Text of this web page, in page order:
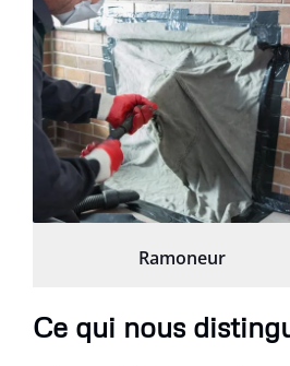
Ramoneur
Ce qui nous